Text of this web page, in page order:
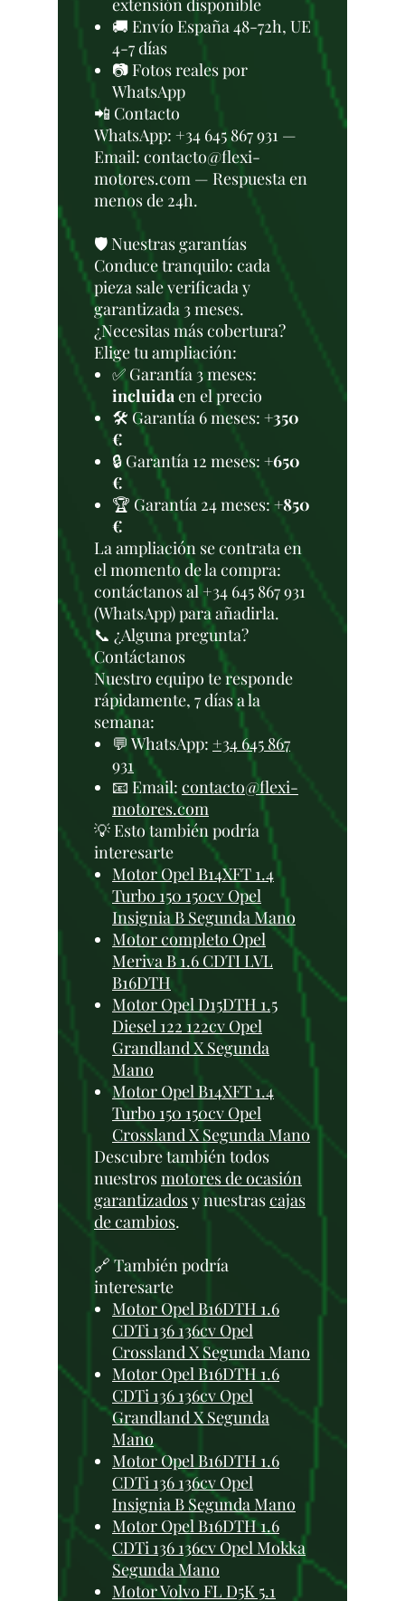
extensión disponible
🚚 Envío España 48-72h, UE
4-7 días
📷 Fotos reales por
WhatsApp
📲 Contacto
WhatsApp: +34 645 867 931 —
Email: contacto@flexi-
motores.com — Respuesta en
menos de 24h.
🛡️ Nuestras garantías
Conduce tranquilo: cada
pieza sale verificada y
garantizada 3 meses.
¿Necesitas más cobertura?
Elige tu ampliación:
✅ Garantía 3 meses:
incluidaen el precio
🛠️ Garantía 6 meses: +350
€
🔒 Garantía 12 meses: +650
€
🏆 Garantía 24 meses:+850
€
La ampliación se contrata en
el momento de la compra:
contáctanos al +34 645 867 931
(WhatsApp) para añadirla.
📞 ¿Alguna pregunta?
Contáctanos
Nuestro equipo te responde
rápidamente, 7 días a la
semana:
💬 WhatsApp: +34 645 867
931
📧 Email: contacto@flexi-
motores.com
💡 Esto también podría
interesarte
Motor Opel B14XFT 1.4
Turbo 150 150cv Opel
Insignia B Segunda Mano
Motor completo Opel
Meriva B 1.6 CDTI LVL
B16DTH
Motor Opel D15DTH 1.5
Diesel 122 122cv Opel
Grandland X Segunda
Mano
Motor Opel B14XFT 1.4
Turbo 150 150cv Opel
Crossland X Segunda Mano
Descubre también todos
nuestrosmotores de ocasión
garantizadosy nuestrascajas
de cambios.
🔗 También podría
interesarte
Motor Opel B16DTH 1.6
CDTi 136 136cv Opel
Crossland X Segunda Mano
Motor Opel B16DTH 1.6
CDTi 136 136cv Opel
Grandland X Segunda
Mano
Motor Opel B16DTH 1.6
CDTi 136 136cv Opel
Insignia B Segunda Mano
Motor Opel B16DTH 1.6
CDTi 136 136cv Opel Mokka
Segunda Mano
Motor Volvo FL D5K 5.1